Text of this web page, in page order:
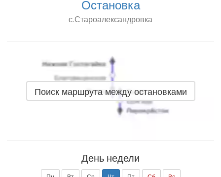
Остановка
с.Староалександровка
Поиск маршрута между остановками
День недели